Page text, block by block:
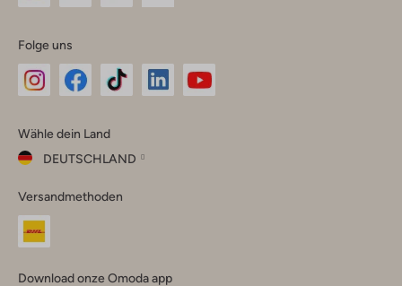
Folge uns
Instagram
Facebook
TikTok
Wähle dein Land
DEUTSCHLAND
dein
Land
Versandmethoden
Download onze Omoda app